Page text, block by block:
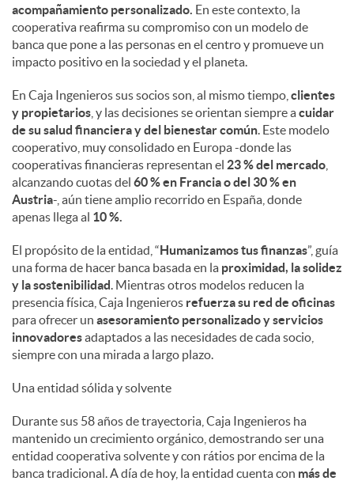
acompañamiento personalizado. En este contexto, la
cooperativa reafirma su compromiso con un modelo de
banca que pone a las personas en el centro y promueve un
impacto positivo en la sociedad y el planeta.
En Caja Ingenieros sus socios son, al mismo tiempo, clientes
y propietarios , y las decisiones se orientan siempre acuidar
de su salud financiera y del bienestar común . Este modelo
cooperativo, muy consolidado en Europa -donde las
cooperativas financieras representan el 23 % del mercado
alcanzando cuotas del 60 % en Francia o del 30 % en
Austria-, aún tiene amplio recorrido en España, donde
apenas llega al 10 %.
El propósito de la entidad, “Humanizamos tus finanzas”, guía
una forma de hacer banca basada en la proximidad, la solidez
y la sostenibilidad . Mientras otros modelos reducen la
presencia física, Caja Ingenieros refuerza su red de oficinas
para ofrecer un asesoramiento personalizado y servicios
innovadoresadaptados a las necesidades de cada socio,
siempre con una mirada a largo plazo.
Una entidad sólida y solvente
Durante sus 58 años de trayectoria, Caja Ingenieros ha
mantenido un crecimiento orgánico, demostrando ser una
entidad cooperativa solvente y con rátios por encima de la
banca tradicional. A día de hoy, la entidad cuenta con más de